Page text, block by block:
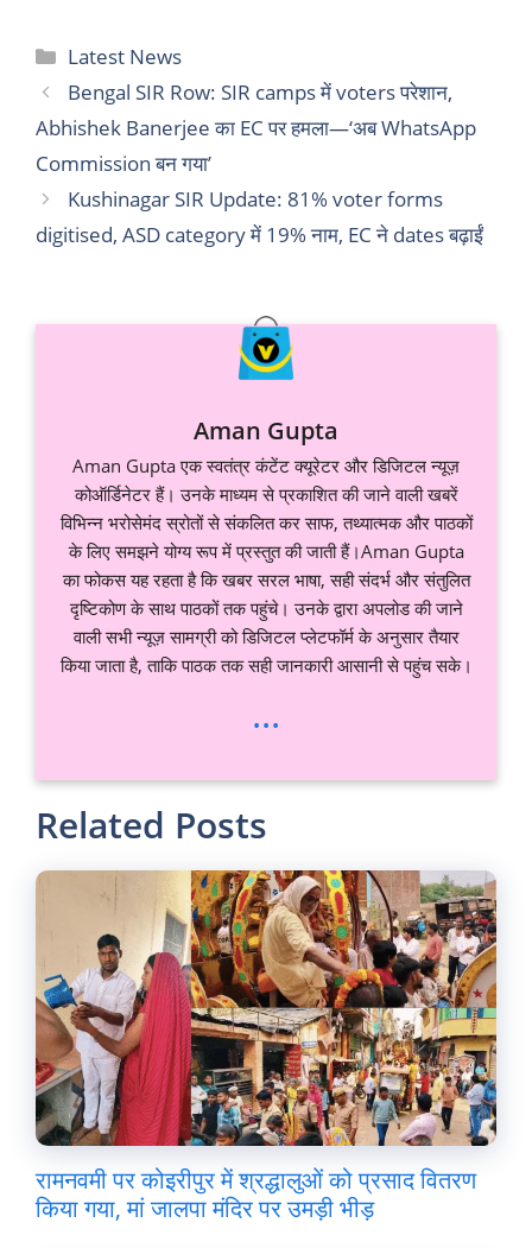
Categories
Latest News
Bengal SIR Row: SIR camps में voters परेशान,
Abhishek Banerjee का EC पर हमला—‘अब WhatsApp
Commission बन गया’
Kushinagar SIR Update: 81% voter forms
digitised, ASD category में 19% नाम, EC ने dates बढ़ाईं
Aman Gupta
Aman Gupta एक स्वतंत्र कंटेंट क्यूरेटर और डिजिटल न्यूज़
कोऑर्डिनेटर हैं। उनके माध्यम से प्रकाशित की जाने वाली खबरें
विभिन्न भरोसेमंद स्रोतों से संकलित कर साफ, तथ्यात्मक और पाठकों
के लिए समझने योग्य रूप में प्रस्तुत की जाती हैं।Aman Gupta
का फोकस यह रहता है कि खबर सरल भाषा, सही संदर्भ और संतुलित
दृष्टिकोण के साथ पाठकों तक पहुंचे। उनके द्वारा अपलोड की जाने
वाली सभी न्यूज़ सामग्री को डिजिटल प्लेटफॉर्म के अनुसार तैयार
किया जाता है, ताकि पाठक तक सही जानकारी आसानी से पहुंच सके।
...
Related Posts
रामनवमी पर कोइरीपुर में श्रद्धालुओं को प्रसाद वितरण
किया गया, मां जालपा मंदिर पर उमड़ी भीड़